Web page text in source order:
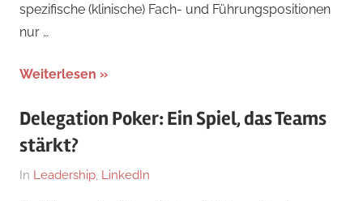
spezifische (klinische) Fach- und Führungspositionen
nur …
Weiterlesen
Delegation Poker: Ein Spiel, das Teams
stärkt?
Am
Von
In Leadership, LinkedIn